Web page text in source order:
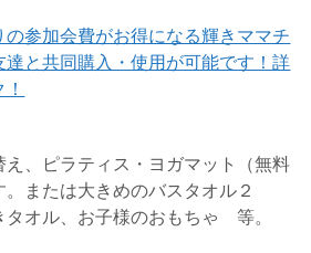
の参加会費がお得になる輝きママチ
と共同購入・使用が可能です！詳
、ピラティス・ヨガマット（無料
または大きめのバスタオル２
タオル、お子様のおもちゃ 等。